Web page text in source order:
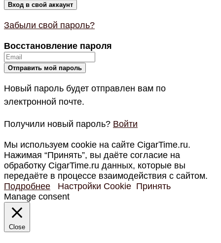
Забыли свой пароль?
Восстановление пароля
Новый пароль будет отправлен вам по
электронной почте.
Получили новый пароль? Войти
Мы используем cookie на сайте CigarTime.ru.
Нажимая “Принять”, вы даёте согласие на
обработку CigarTime.ru данных, которые вы
передаёте в процессе взаимодействия с сайтом.
Подробнее
Настройки Cookie Принять
Manage consent
Close